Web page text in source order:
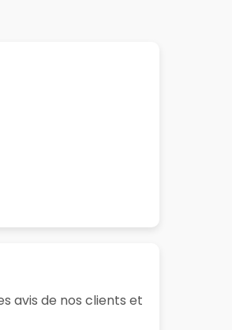
avis de nos clients et